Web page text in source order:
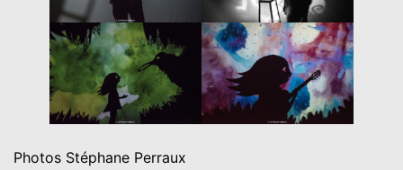
Photos Stéphane Perraux